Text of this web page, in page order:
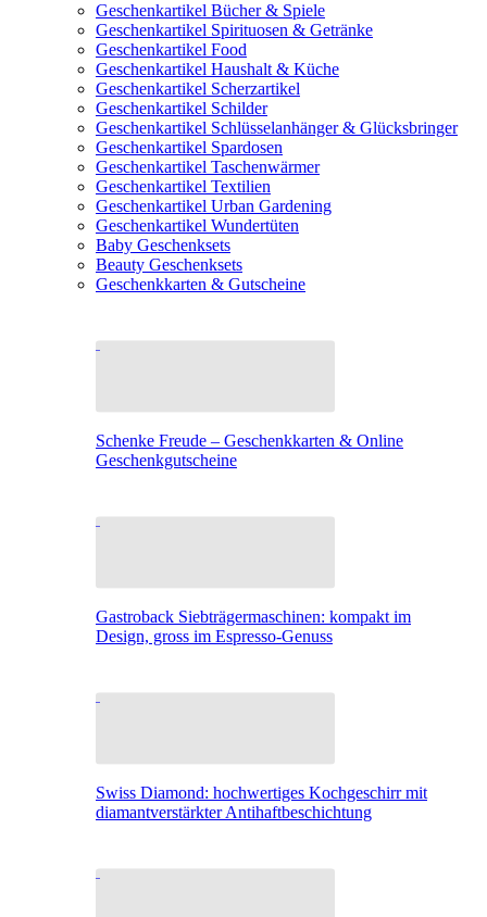
Geschenkartikel Bücher & Spiele
Geschenkartikel Spirituosen & Getränke
Geschenkartikel Food
Geschenkartikel Haushalt & Küche
Geschenkartikel Scherzartikel
Geschenkartikel Schilder
Geschenkartikel Schlüsselanhänger & Glücksbringer
Geschenkartikel Spardosen
Geschenkartikel Taschenwärmer
Geschenkartikel Textilien
Geschenkartikel Urban Gardening
Geschenkartikel Wundertüten
Baby Geschenksets
Beauty Geschenksets
Geschenkkarten & Gutscheine
Schenke Freude – Geschenkkarten & Online
Geschenkgutscheine
Gastroback Siebträgermaschinen: kompakt im
Design, gross im Espresso-Genuss
Swiss Diamond: hochwertiges Kochgeschirr mit
diamantverstärkter Antihaftbeschichtung